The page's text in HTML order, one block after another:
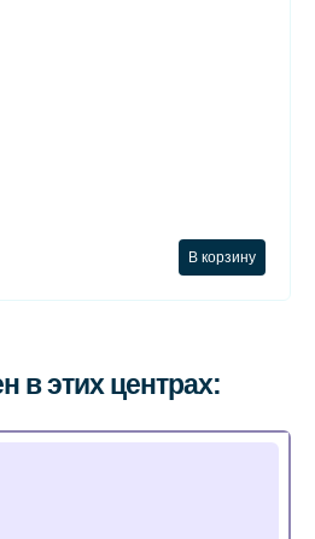
В корзину
в этих центрах: